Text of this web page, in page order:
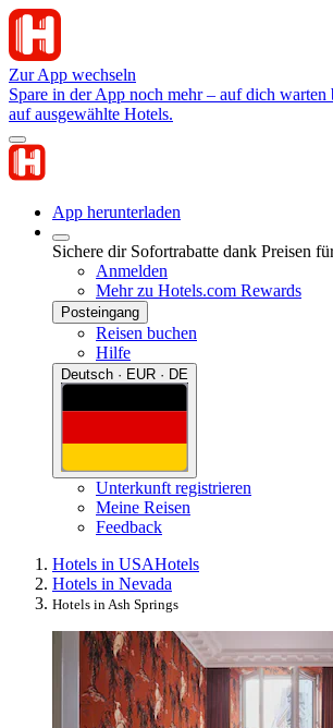
Zur App wechseln
Spare in der App noch mehr – auf dich warten
auf ausgewählte Hotels.
App herunterladen
Sichere dir Sofortrabatte dank Preisen
Anmelden
Mehr zu Hotels.com Rewards
Posteingang
Reisen buchen
Hilfe
Deutsch · EUR · DE
Unterkunft registrieren
Meine Reisen
Feedback
Hotels in USAHotels
Hotels in Nevada
Hotels in Ash Springs